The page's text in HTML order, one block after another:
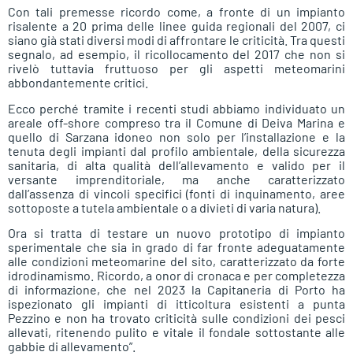
Con tali premesse ricordo come, a fronte di un impianto
risalente a 20 prima delle linee guida regionali del 2007, ci
siano già stati diversi modi di affrontare le criticità. Tra questi
segnalo, ad esempio, il ricollocamento del 2017 che non si
rivelò tuttavia fruttuoso per gli aspetti meteomarini
abbondantemente critici.
Ecco perché tramite i recenti studi abbiamo individuato un
areale off-shore compreso tra il Comune di Deiva Marina e
quello di Sarzana idoneo non solo per l’installazione e la
tenuta degli impianti dal profilo ambientale, della sicurezza
sanitaria, di alta qualità dell’allevamento e valido per il
versante imprenditoriale, ma anche caratterizzato
dall’assenza di vincoli specifici (fonti di inquinamento, aree
sottoposte a tutela ambientale o a divieti di varia natura).
Ora si tratta di testare un nuovo prototipo di impianto
sperimentale che sia in grado di far fronte adeguatamente
alle condizioni meteomarine del sito, caratterizzato da forte
idrodinamismo. Ricordo, a onor di cronaca e per completezza
di informazione, che nel 2023 la Capitaneria di Porto ha
ispezionato gli impianti di itticoltura esistenti a punta
Pezzino e non ha trovato criticità sulle condizioni dei pesci
allevati, ritenendo pulito e vitale il fondale sottostante alle
gabbie di allevamento”.